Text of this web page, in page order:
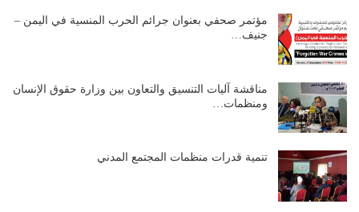
مؤتمر صحفي بعنوان جرائم الحرب المنسية في اليمن –
جنيف…
مناقشة آليات التنسيق والتعاون بين وزارة حقوق الإنسان
ومنظمات…
تنمية قدرات منظمات المجتمع المدني